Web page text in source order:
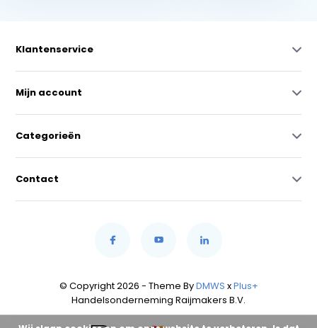
Klantenservice
Mijn account
Categorieën
Contact
© Copyright 2026 - Theme ByDMWS xPlus+
Handelsonderneming Raijmakers B.V.